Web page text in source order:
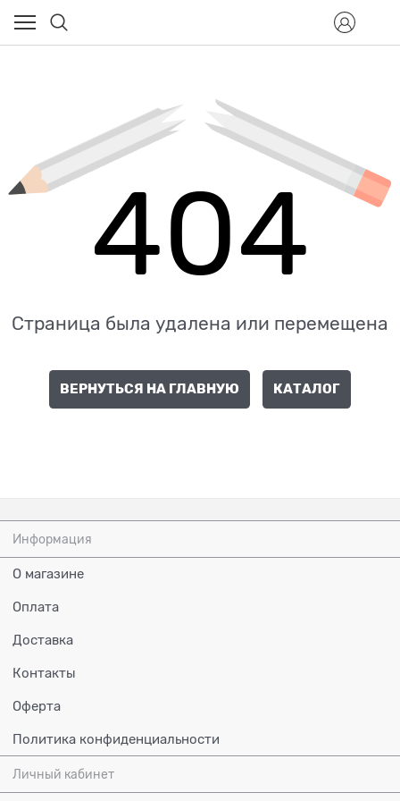
404
Страница была удалена или перемещена
ВЕРНУТЬСЯ НА ГЛАВНУЮ КАТАЛОГ
Информация
О магазине
Оплата
Доставка
Контакты
Оферта
Политика конфиденциальности
Личный кабинет